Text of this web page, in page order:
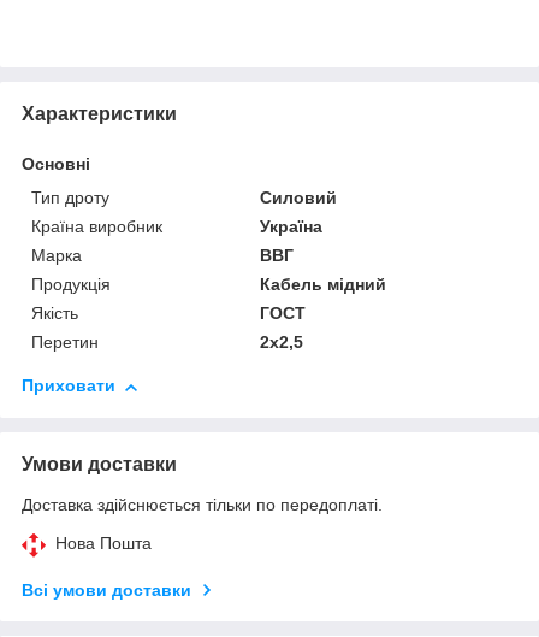
Характеристики
Основні
Тип дроту
Силовий
Країна виробник
Україна
Марка
ВВГ
Продукція
Кабель мідний
Якість
ГОСТ
Перетин
2х2,5
Приховати
Умови доставки
Доставка здійснюється тільки по передоплаті.
Нова Пошта
Всі умови доставки